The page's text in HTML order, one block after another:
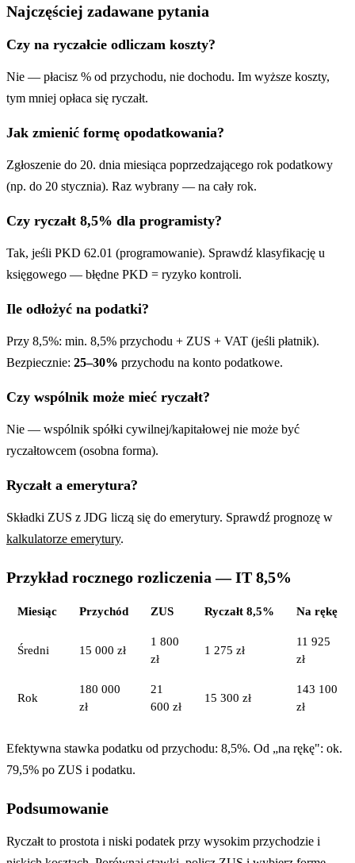
Najczęściej zadawane pytania
Czy na ryczałcie odliczam koszty?
Nie — płacisz % od przychodu, nie dochodu. Im wyższe koszty,
tym mniej opłaca się ryczałt.
Jak zmienić formę opodatkowania?
Zgłoszenie do 20. dnia miesiąca poprzedzającego rok podatkowy
(np. do 20 stycznia). Raz wybrany — na cały rok.
Czy ryczałt 8,5% dla programisty?
Tak, jeśli PKD 62.01 (programowanie). Sprawdź klasyfikację u
księgowego — błędne PKD = ryzyko kontroli.
Ile odłożyć na podatki?
Przy 8,5%: min. 8,5% przychodu + ZUS + VAT (jeśli płatnik).
Bezpiecznie: 25–30% przychodu na konto podatkowe.
Czy wspólnik może mieć ryczałt?
Nie — wspólnik spółki cywilnej/kapitałowej nie może być
ryczałtowcem (osobna forma).
Ryczałt a emerytura?
Składki ZUS z JDG liczą się do emerytury. Sprawdź prognozę w
kalkulatorze emerytury.
Przykład rocznego rozliczenia — IT 8,5%
Miesiąc Przychód ZUS Ryczałt 8,5% Na rękę
Średni 15 000 zł
1 800
zł
1 275 zł
11 925
zł
Rok
180 000
zł
21
600 zł
15 300 zł
143 100
zł
Efektywna stawka podatku od przychodu: 8,5%. Od „na rękę": ok.
79,5% po ZUS i podatku.
Podsumowanie
Ryczałt to prostota i niski podatek przy wysokim przychodzie i